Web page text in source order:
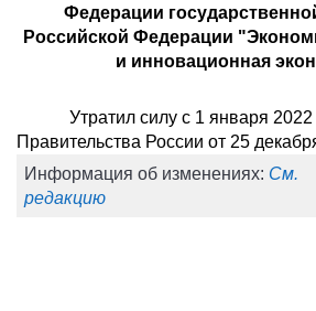
Федерации
Российской Федерации
и инновационная
Утратил силу с 1 января 2022
Правительства России от 25
Информация об изменениях: См.
редакцию